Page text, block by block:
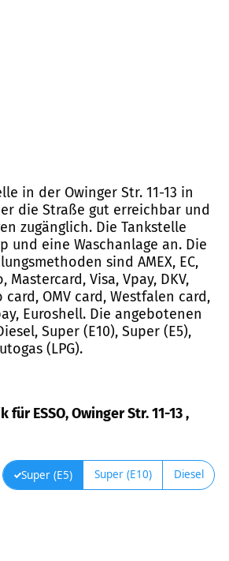
in der Owinger Str. 11-13 in
die Straße gut erreichbar und
zugänglich. Die Tankstelle
und eine Waschanlage an. Die
sind AMEX, EC,
Mastercard, Visa, Vpay, DKV,
card, OMV card, Westfalen card,
Euroshell. Die angebotenen
Super (E10), Super (E5),
(LPG).
ESSO, Owinger Str. 11-13 ,
Super (E5) Super (E10) Diesel